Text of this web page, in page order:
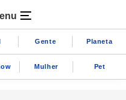
Gente Planeta
Mulher Pet